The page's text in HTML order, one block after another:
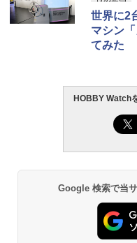
ンパ
￥
ズ
￥
マジ
RX
可動
￥
タカ
K
NL-
ツ
ード
製
分け
￥
機動
みプ
アマ
ラモ
ハン
￥
東京
バッ
小
￥
東京
￥
ホビ
￥
プレ
￥
タミ
モデ
￥
世界に2
マシン
てみた
HOBBY Watch
Google 検索で当